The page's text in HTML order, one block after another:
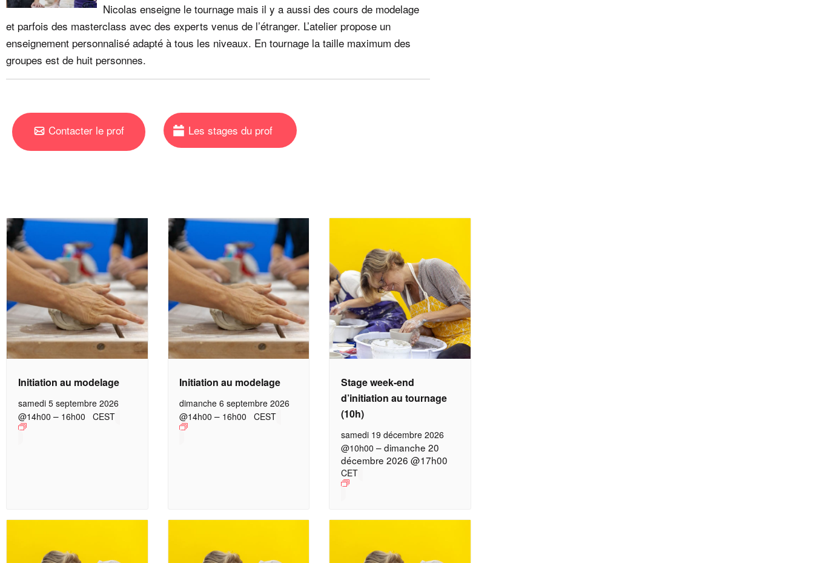
Nicolas enseigne le tournage mais il y a aussi des cours de modelage
et parfois des masterclass avec des experts venus de l’étranger. L’atelier propose un
enseignement personnalisé adapté à tous les niveaux. En tournage la taille maximum des
groupes est de huit personnes.
Contacter le prof
Initiation au modelage
samedi 5 septembre 2026
@14h00 – 16h00 CEST
Initiation au modelage
dimanche 6 septembre 2026
@14h00 – 16h00 CEST
Stage week-end
d’initiation au tournage
(10h)
samedi 19 décembre 2026
@10h00 –dimanche 20
décembre 2026 @17h00
CET